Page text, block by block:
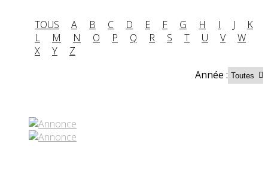
TOUS A B C D E F G H I J
K
L
M N O P Q R S T U V
W
X
Y
Z
Année :